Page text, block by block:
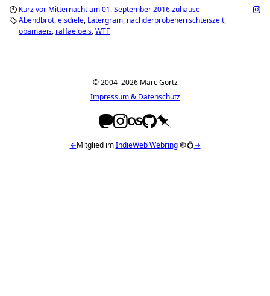
Kurz vor Mitternacht am 01. September 2016zuhause
Abendbrot eisdiele Latergram nachderprobeherrschteiszeit
obamaeis raffaeloeis WTF
© 2004–2026 Marc Görtz
Impressum & Datenschutz
←Mitglied imIndieWeb Webring🕸💍→